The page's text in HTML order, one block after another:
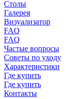
Столы
Галерея
Визуализатор
FAQ
FAQ
Частые вопросы
Советы по уходу
Характеристики
Где купить
Где купить
Контакты